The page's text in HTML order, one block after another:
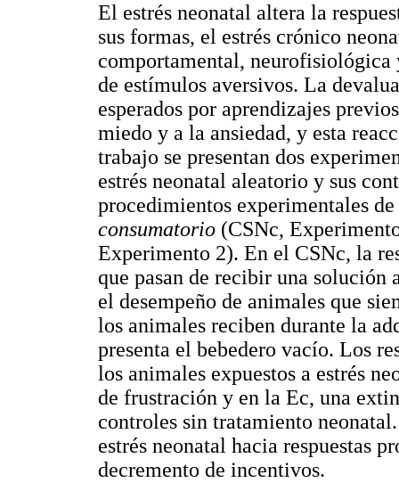
El estrés neonatal altera la
sus formas, el estrés crónico
comportamental, neurofisiológica
de estímulos aversivos. La
esperados por aprendizajes
miedo y a la ansiedad, y esta
trabajo se presentan dos
estrés neonatal aleatorio y sus
procedimientos experimentales
consumatorio (CSNc,
Experimento 2). En el CSNc, la
que pasan de recibir una solución
el desempeño de animales que
los animales reciben durante la
presenta el bebedero vacío. Los
los animales expuestos a estrés
de frustración y en la Ec, una
controles sin tratamiento
estrés neonatal hacia respuestas
decremento de incentivos.